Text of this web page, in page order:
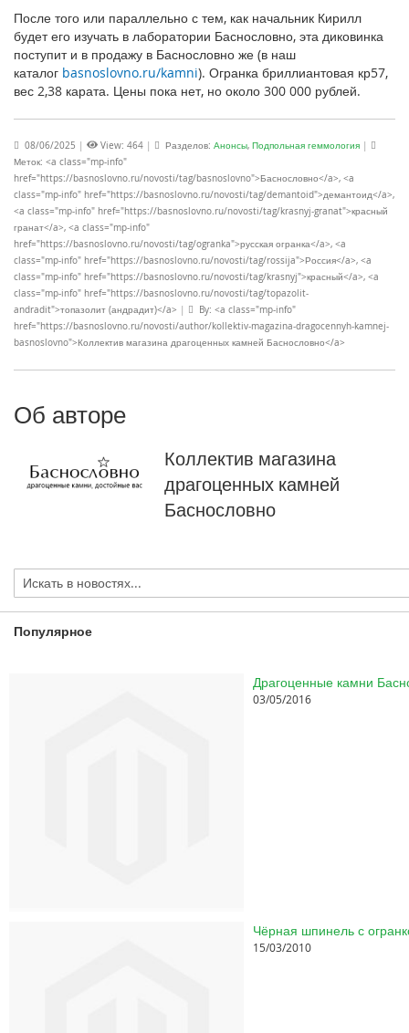
После того или параллельно с тем, как начальник Кирилл
будет его изучать в лаборатории Баснословно, эта диковинка
поступит и в продажу в Баснословно же (в наш
каталог basnoslovno.ru/kamni). Огранка бриллиантовая кр57,
вес 2,38 карата. Цены пока нет, но около 300 000 рублей.
08/06/2025 | View: 464 | Разделов: Анонсы, Подпольная геммология |
Меток: <a class="mp-info"
href="https://basnoslovno.ru/novosti/tag/basnoslovno">Баснословно</a>, <a
class="mp-info" href="https://basnoslovno.ru/novosti/tag/demantoid">демантоид</a>,
<a class="mp-info" href="https://basnoslovno.ru/novosti/tag/krasnyj-granat">красный
гранат</a>, <a class="mp-info"
href="https://basnoslovno.ru/novosti/tag/ogranka">русская огранка</a>, <a
class="mp-info" href="https://basnoslovno.ru/novosti/tag/rossija">Россия</a>, <a
class="mp-info" href="https://basnoslovno.ru/novosti/tag/krasnyj">красный</a>, <a
class="mp-info" href="https://basnoslovno.ru/novosti/tag/topazolit-
andradit">топазолит (андрадит)</a> |
By: <a class="mp-info"
href="https://basnoslovno.ru/novosti/author/kollektiv-magazina-dragocennyh-kamnej-
basnoslovno">Коллектив магазина драгоценных камней Баснословно</a>
Об авторе
Коллектив магазина
драгоценных камней
Баснословно
Популярное
03/05/2016
Чёрная шпинель с
15/03/2010